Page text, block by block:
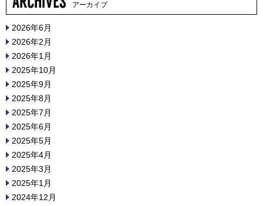
アーカイブ
2026年6月
2026年2月
2026年1月
2025年10月
2025年9月
2025年8月
2025年7月
2025年6月
2025年5月
2025年4月
2025年3月
2025年1月
2024年12月